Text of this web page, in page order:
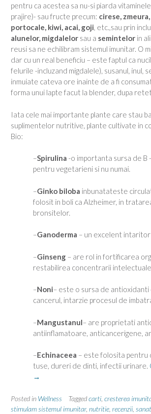
pentru ca acestea sa nu-si piarda
prajire)- sau fructe precum: cirese,
portocale, kiwi, acai, goji, etc.,sau prin
alunelor, migdalelor sau a semintelor in
reusi sa ne echilibram sistemul imunitar. O
dar cu un real beneficiu – este faptul ca
felurile -incluzand migdalele), susanul, inul,
inmuiate cateva ore inainte de a fi
forma unui lapte facut la blender, dupa
Iata cele mai importante plante care stau
suplimentelor nutritive, plante cultivate in
Bio:
–Spirulina -o importanta sursa de B
pentru vegetarieni si nu numai.
–Ginko biloba inbunatateste
folosit in boli ca Alzheimer, in
bronsitelor.
–Ganoderma – un excelent intaritor
–Ginseng – are rol in fortificarea
restabilirea concentrarii intelectuale
–Noni– este o sursa de antioxidanti
cancerul, intarzie procesul de
–Mangustanul– are proprietati
antiinflamatoare, anticancerigene,
–Echinaceea – este folosita pentru
tuse, dureri de dinti, infectii urinare.
→
Posted in Wellness Taggedcarti cresterea
stimulam sistemul imunitar, nutritie recenzii